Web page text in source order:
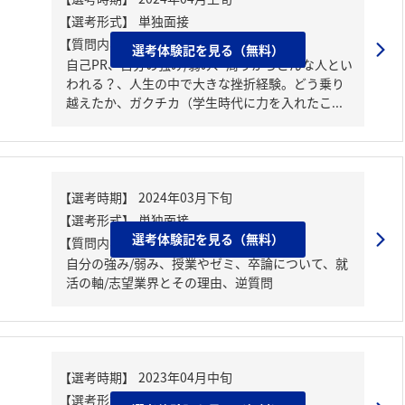
【質問内容・課題】
自己PR、自分の強み/弱み、周りからどんな人とい
われる？、人生の中で大きな挫折経験。どう乗り
越えたか、ガクチカ（学生時代に力を入れたこ...
選考体験記を見る（無料）
【質問内容・課題】
自分の強み/弱み、授業やゼミ、卒論について、就
活の軸/志望業界とその理由、逆質問
選考体験記を見る（無料）